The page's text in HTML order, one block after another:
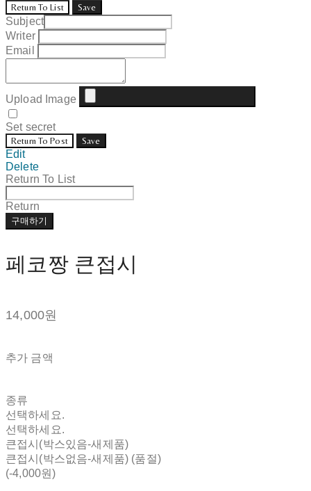
Return To List Save
Subject
Writer
Email
Upload Image
Set secret
Return To Post Save
Edit
Delete
Return To List
Return
구매하기
페코짱 큰접시
14,000원
추가 금액
종류
선택하세요.
선택하세요.
큰접시(박스있음-새제품)
큰접시(박스없음-새제품) (품절)
(-4,000원)